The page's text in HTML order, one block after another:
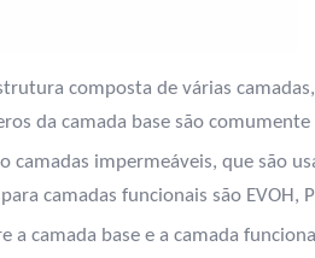
composta de várias
camada base são comumente
camadas impermeáveis, que são
camadas funcionais são EVOH,
a camada base e a camada